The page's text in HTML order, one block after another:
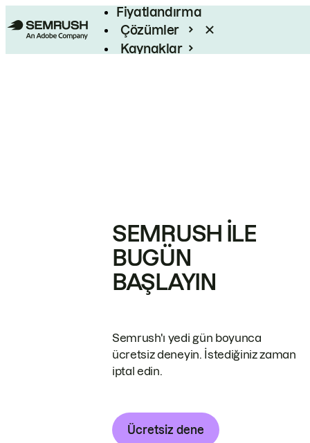
Fiyatlandırma
Çözümler
Kaynaklar
SEMRUSH ILE
BUGÜN
BAŞLAYIN
Semrush'ı yedi gün boyunca
ücretsiz deneyin. İstediğiniz zaman
iptal edin.
Ücretsiz dene